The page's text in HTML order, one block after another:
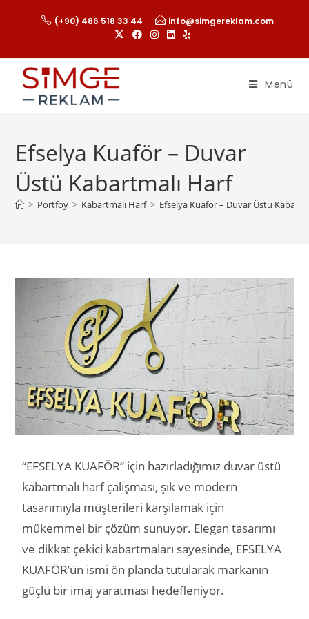
(+90) 486 518 33 44 info@simgereklam.com
Menü
Efselya Kuaför – Duvar
Üstü Kabartmalı Harf
> Portföy > Kabartmalı Harf > Efselya Kuaför – Duvar Üstü
“EFSELYA KUAFÖR” için hazırladığımız duvar üstü
kabartmalı harf çalışması, şık ve modern
tasarımıyla müşterileri karşılamak için
mükemmel bir çözüm sunuyor. Elegan tasarımı
ve dikkat çekici kabartmaları sayesinde, EFSELYA
KUAFÖR’ün ismi ön planda tutularak markanın
güçlü bir imaj yaratması hedefleniyor.